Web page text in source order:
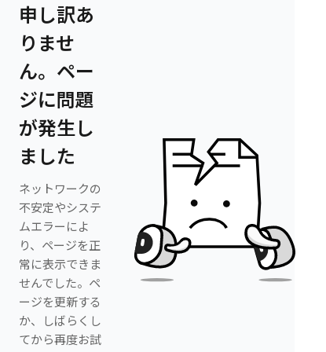
申し訳あ
りませ
ん。ペー
ジに問題
が発生し
ました
ネットワークの
不安定やシステ
ムエラーによ
り、ページを正
常に表示できま
せんでした。ペ
ージを更新する
か、しばらくし
てから再度お試